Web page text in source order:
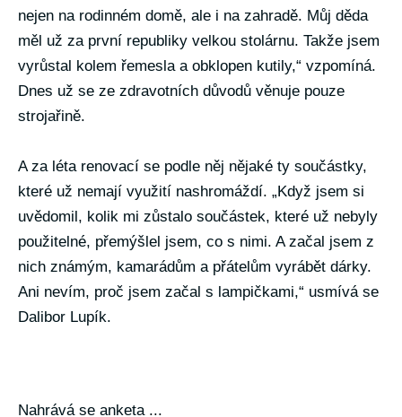
nejen na rodinném domě, ale i na zahradě. Můj děda
měl už za první republiky velkou stolárnu. Takže jsem
vyrůstal kolem řemesla a obklopen kutily,“ vzpomíná.
Dnes už se ze zdravotních důvodů věnuje pouze
strojařině.
A za léta renovací se podle něj nějaké ty součástky,
které už nemají využití nashromáždí. „Když jsem si
uvědomil, kolik mi zůstalo součástek, které už nebyly
použitelné, přemýšlel jsem, co s nimi. A začal jsem z
nich známým, kamarádům a přátelům vyrábět dárky.
Ani nevím, proč jsem začal s lampičkami,“ usmívá se
Dalibor Lupík.
Nahrává se anketa ...